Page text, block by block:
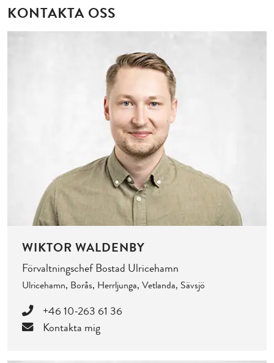
KONTAKTA OSS
WIKTOR WALDENBY
Förvaltningschef Bostad Ulricehamn
Ulricehamn, Borås, Herrljunga, Vetlanda, Sävsjö
+46 10-263 61 36
Kontakta mig